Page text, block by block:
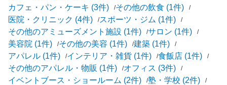
カフェ・パン・ケーキ (3件)
その他の飲食 (1件)
医院・クリニック (4件)
スポーツ・ジム (1件)
その他のアミューズメント施設 (1件)
サロン (1件)
美容院 (1件)
その他の美容 (1件)
建築 (1件)
アパレル (1件)
インテリア・雑貨 (1件)
食飯店 (1件)
その他のアパレル・物販 (1件)
オフィス (3件)
イベントブース・ショールーム (2件)
塾・学校 (2件)